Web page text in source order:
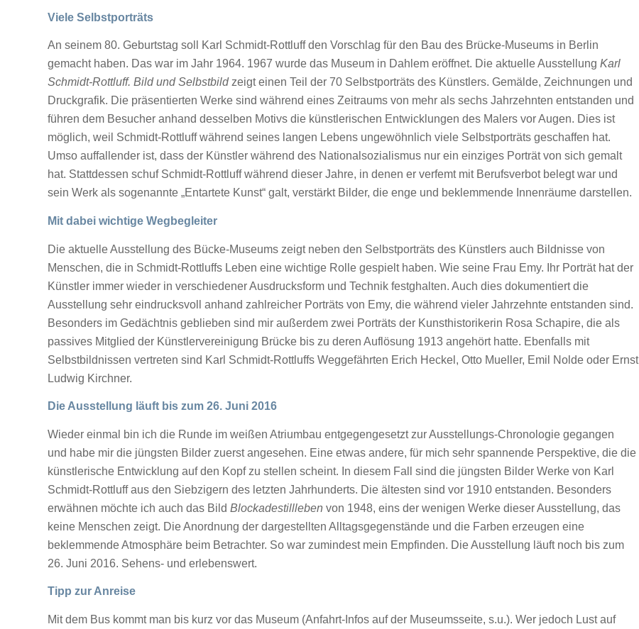
Viele Selbstporträts
An seinem 80. Geburtstag soll Karl Schmidt-Rottluff den Vorschlag für den Bau des Brücke-Museums in Berlin
gemacht haben. Das war im Jahr 1964. 1967 wurde das Museum in Dahlem eröffnet. Die aktuelle Ausstellung Karl
Schmidt-Rottluff. Bild und Selbstbild zeigt einen Teil der 70 Selbstporträts des Künstlers. Gemälde, Zeichnungen und
Druckgrafik. Die präsentierten Werke sind während eines Zeitraums von mehr als sechs Jahrzehnten entstanden und
führen dem Besucher anhand desselben Motivs die künstlerischen Entwicklungen des Malers vor Augen. Dies ist
möglich, weil Schmidt-Rottluff während seines langen Lebens ungewöhnlich viele Selbstporträts geschaffen hat.
Umso auffallender ist, dass der Künstler während des Nationalsozialismus nur ein einziges Porträt von sich gemalt
hat. Stattdessen schuf Schmidt-Rottluff während dieser Jahre, in denen er verfemt mit Berufsverbot belegt war und
sein Werk als sogenannte „Entartete Kunst“ galt, verstärkt Bilder, die enge und beklemmende Innenräume darstellen.
Mit dabei wichtige Wegbegleiter
Die aktuelle Ausstellung des Bücke-Museums zeigt neben den Selbstporträts des Künstlers auch Bildnisse von
Menschen, die in Schmidt-Rottluffs Leben eine wichtige Rolle gespielt haben. Wie seine Frau Emy. Ihr Porträt hat der
Künstler immer wieder in verschiedener Ausdrucksform und Technik festghalten. Auch dies dokumentiert die
Ausstellung sehr eindrucksvoll anhand zahlreicher Porträts von Emy, die während vieler Jahrzehnte entstanden sind.
Besonders im Gedächtnis geblieben sind mir außerdem zwei Porträts der Kunsthistorikerin Rosa Schapire, die als
passives Mitglied der Künstlervereinigung Brücke bis zu deren Auflösung 1913 angehört hatte. Ebenfalls mit
Selbstbildnissen vertreten sind Karl Schmidt-Rottluffs Weggefährten Erich Heckel, Otto Mueller, Emil Nolde oder Ernst
Ludwig Kirchner.
Die Ausstellung läuft bis zum 26. Juni 2016
Wieder einmal bin ich die Runde im weißen Atriumbau entgegengesetzt zur Ausstellungs-Chronologie gegangen
und habe mir die jüngsten Bilder zuerst angesehen. Eine etwas andere, für mich sehr spannende Perspektive, die die
künstlerische Entwicklung auf den Kopf zu stellen scheint. In diesem Fall sind die jüngsten Bilder Werke von Karl
Schmidt-Rottluff aus den Siebzigern des letzten Jahrhunderts. Die ältesten sind vor 1910 entstanden. Besonders
erwähnen möchte ich auch das Bild Blockadestillleben von 1948, eins der wenigen Werke dieser Ausstellung, das
keine Menschen zeigt. Die Anordnung der dargestellten Alltagsgegenstände und die Farben erzeugen eine
beklemmende Atmosphäre beim Betrachter. So war zumindest mein Empfinden. Die Ausstellung läuft noch bis zum
26. Juni 2016. Sehens- und erlebenswert.
Tipp zur Anreise
Mit dem Bus kommt man bis kurz vor das Museum (Anfahrt-Infos auf der Museumsseite, s.u.). Wer jedoch Lust auf